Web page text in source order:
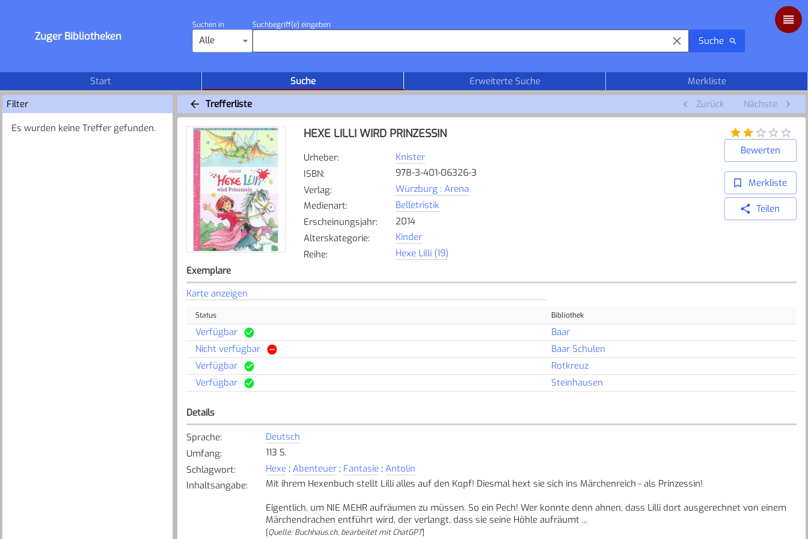
Zuger Bibliotheken
Suchen in
Alle
Suchbegriff(e) eingeben
Suche
Start Suche Erweiterte Suche
Merkliste
Filter
Es wurden keine Treffer gefunden.
Trefferliste Zurück Nächste
HEXE LILLI WIRD PRINZESSIN
Urheber:
Knister
ISBN:
978-3-401-06326-3
Verlag:
Würzburg : Arena
Medienart:
Belletristik
Erscheinungsjahr:
2014
Alterskategorie:
Kinder
Reihe: Hexe Lilli (19)
Bewerten
Merkliste
Teilen
Exemplare
Karte anzeigen
Status Bibliothek
Verfügbar
Baar
Nicht verfügbar
Baar Schulen
Verfügbar
Rotkreuz
Verfügbar
Steinhausen
Details
Sprache:
Deutsch
Umfang:
113 S.
Schlagwort: Hexe; Abenteuer; Fantasie; Antolin
Inhaltsangabe:
Mit ihrem Hexenbuch stellt Lilli alles auf den Kopf! Diesmal hext sie sich ins Märchenreich - als Prinzessin!
Eigentlich, um NIE MEHR aufräumen zu müssen. So ein Pech! Wer konnte denn ahnen, dass Lilli dort ausgerechnet von einem
Märchendrachen entführt wird, der verlangt, dass sie seine Höhle aufräumt ...
[Quelle: Buchhaus.ch, bearbeitet mit ChatGPT]